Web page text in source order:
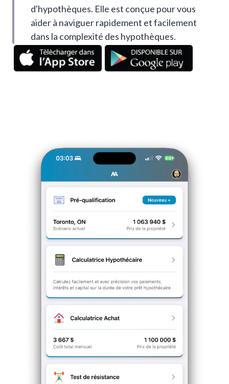
d'hypothèques. Elle est conçue pour vous
aider à naviguer rapidement et facilement
dans la complexité des hypothèques.